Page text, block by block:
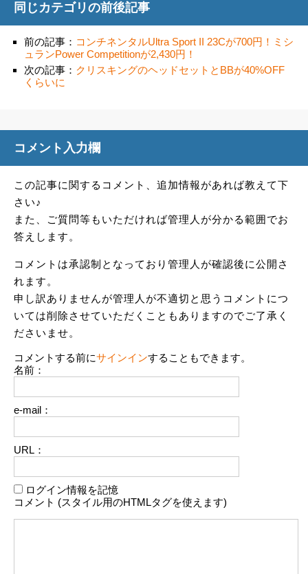
同じカテゴリの前後記事
前の記事： コンチネンタルUltra Sport II 23Cが700円！ミシ
ュランPower Competitionが2,430円！
次の記事： クリスキングのヘッドセットとBBが40%OFF
くらいに
コメント入力欄
この記事に関するコメント、追加情報があれば教えて下
さい♪
また、ご質問等もいただければ管理人が分かる範囲でお
答えします。
コメントは承認制となっており管理人が確認後に公開さ
れます。
申し訳ありませんが管理人が不適切と思うコメントにつ
いては削除させていただくこともありますのでご了承く
ださいませ。
コメントする前にサインインすることもできます。
名前：
e-mail：
URL：
ログイン情報を記憶
コメント (スタイル用のHTMLタグを使えます)